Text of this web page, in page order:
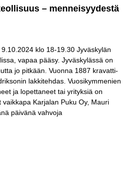
– menneisyydestä
klo 18-19.30 Jyväskylän
vapaa pääsy. Jyväskylässä on
jo pitkään. Vuonna 1887 kravatti-
lakkitehdas. Vuosikymmenien
ja lopettaneet tai yrityksiä on
Karjalan Puku Oy, Mauri
päivänä vahvoja